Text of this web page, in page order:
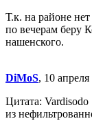
Т.к. на районе
по вечерам беру
нашенского.
DiMoS, 10
Цитата: Vardisodo
из